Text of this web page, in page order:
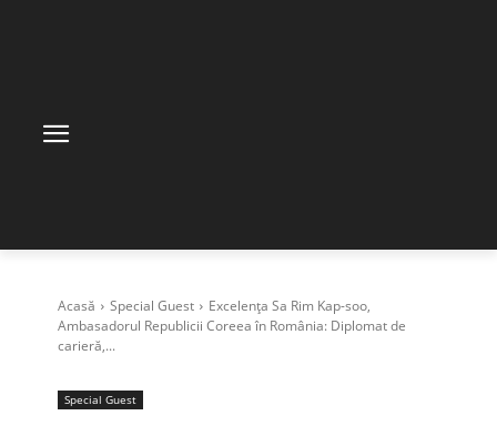
Acasă Special Guest
Excelența Sa Rim Kap-soo,
Ambasadorul Republicii Coreea în România: Diplomat de
carieră,...
Special Guest